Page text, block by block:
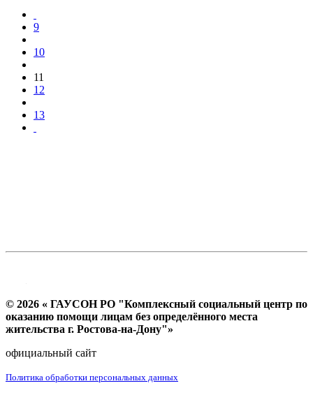
9
10
11
12
13
© 2026 « ГАУСОН РО "Комплексный социальный центр по
оказанию помощи лицам без определённого места
жительства г. Ростова-на-Дону"»
официальный сайт
Политика обработки персональных данных